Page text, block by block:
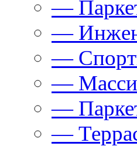
—
—
—
—
—
—